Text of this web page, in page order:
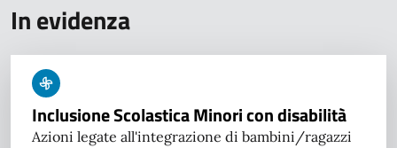
In evidenza
Inclusione Scolastica Minori con disabilità
Azioni legate all'integrazione di bambini/ragazzi